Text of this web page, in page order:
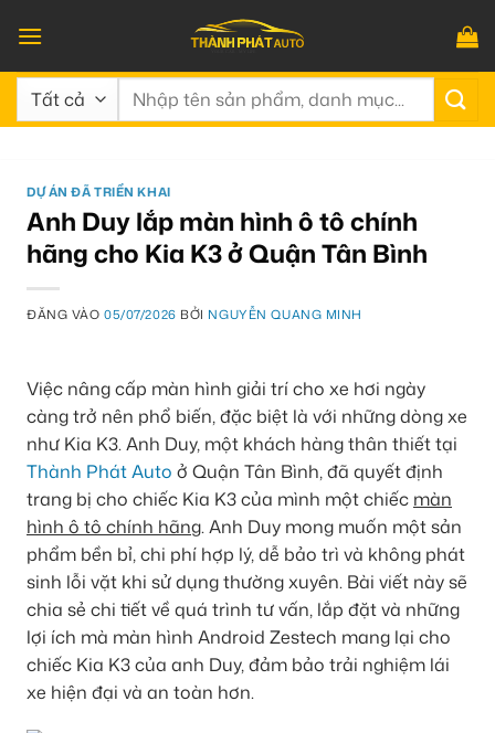
qua
nội
dung
Tìm
DỰ ÁN ĐÃ TRIỂN KHAI
Anh Duy lắp màn hình ô tô chính
hãng cho Kia K3 ở Quận Tân Bình
ĐĂNG VÀO05/07/2026 BỞI NGUYỄN QUANG MINH
Việc nâng cấp màn hình giải trí cho xe hơi ngày
càng trở nên phổ biến, đặc biệt là với những dòng xe
như Kia K3. Anh Duy, một khách hàng thân thiết tại
Thành Phát Auto ở Quận Tân Bình, đã quyết định
trang bị cho chiếc Kia K3 của mình một chiếc màn
hình ô tô chính hãng. Anh Duy mong muốn một sản
phẩm bền bỉ, chi phí hợp lý, dễ bảo trì và không phát
sinh lỗi vặt khi sử dụng thường xuyên. Bài viết này sẽ
chia sẻ chi tiết về quá trình tư vấn, lắp đặt và những
lợi ích mà màn hình Android Zestech mang lại cho
chiếc Kia K3 của anh Duy, đảm bảo trải nghiệm lái
xe hiện đại và an toàn hơn.